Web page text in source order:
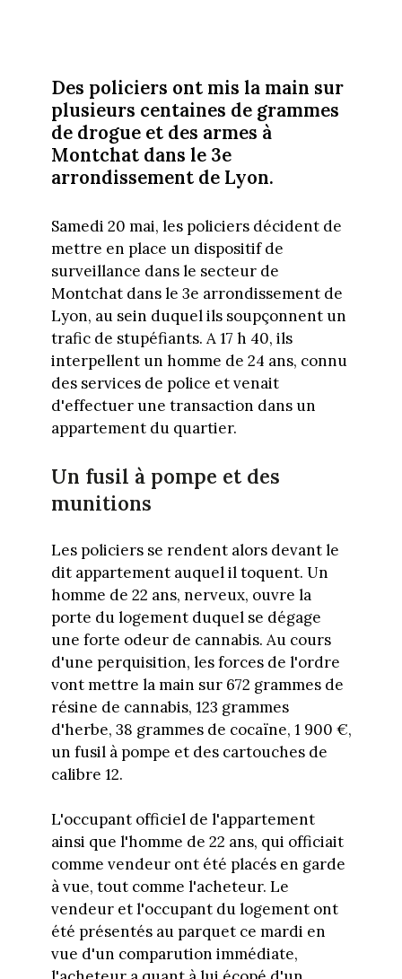
Des policiers ont mis la main sur
plusieurs centaines de grammes
de drogue et des armes à
Montchat dans le 3e
arrondissement de Lyon.
Samedi 20 mai, les policiers décident de
mettre en place un dispositif de
surveillance dans le secteur de
Montchat dans le 3e arrondissement de
Lyon, au sein duquel ils soupçonnent un
trafic de stupéfiants. A 17 h 40, ils
interpellent un homme de 24 ans, connu
des services de police et venait
d'effectuer une transaction dans un
appartement du quartier.
Un fusil à pompe et des
munitions
Les policiers se rendent alors devant le
dit appartement auquel il toquent. Un
homme de 22 ans, nerveux, ouvre la
porte du logement duquel se dégage
une forte odeur de cannabis. Au cours
d'une perquisition, les forces de l'ordre
vont mettre la main sur 672 grammes de
résine de cannabis, 123 grammes
d'herbe, 38 grammes de cocaïne, 1 900 €,
un fusil à pompe et des cartouches de
calibre 12.
L'occupant officiel de l'appartement
ainsi que l'homme de 22 ans, qui officiait
comme vendeur ont été placés en garde
à vue, tout comme l'acheteur. Le
vendeur et l'occupant du logement ont
été présentés au parquet ce mardi en
vue d'un comparution immédiate,